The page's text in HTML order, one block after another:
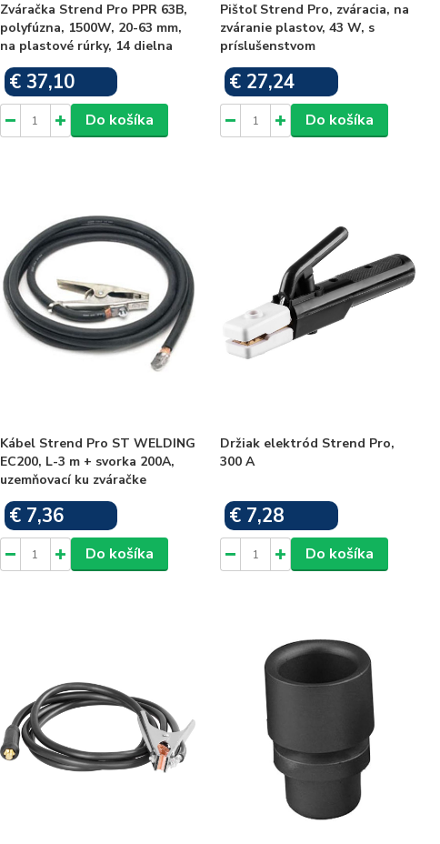
Zváračka Strend Pro PPR 63B,
polyfúzna, 1500W, 20-63 mm,
na plastové rúrky, 14 dielna
€ 37,10
Do košíka
Pištoľ Strend Pro, zváracia, na
zváranie plastov, 43 W, s
príslušenstvom
€ 27,24
Do košíka
Kábel Strend Pro ST WELDING
EC200, L-3 m + svorka 200A,
uzemňovací ku zváračke
€ 7,36
Do košíka
Držiak elektród Strend Pro,
300 A
€ 7,28
Do košíka